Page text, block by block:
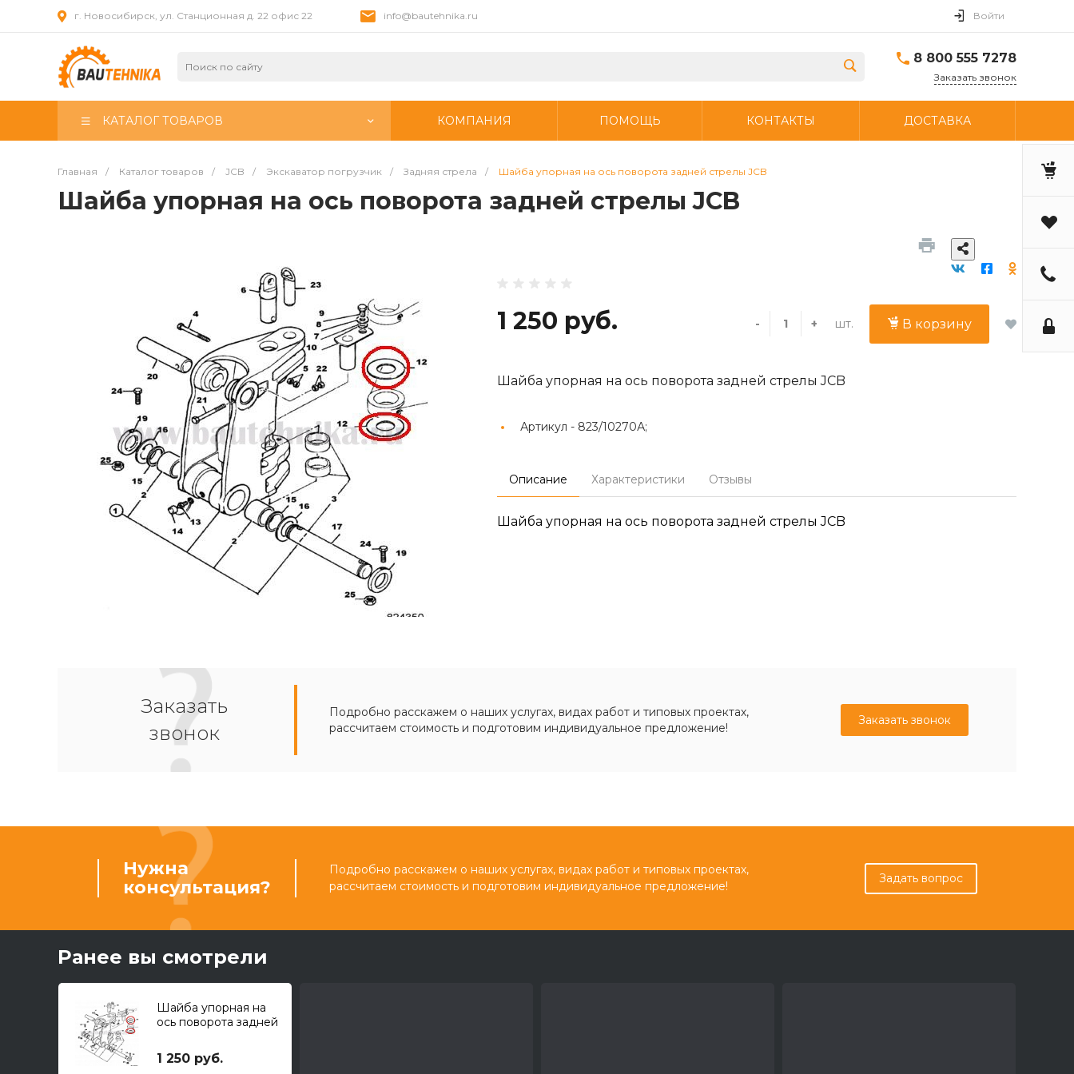
г. Новосибирск, ул. Станционная д. 22 офис 22 info@bautehnika.ru Войти
8 800 555 7278
Заказать звонок
КАТАЛОГ ТОВАРОВ КОМПАНИЯ ПОМОЩЬ КОНТАКТЫ ДОСТАВКА
Главная / Каталог товаров / JCB / Экскаватор погрузчик / Задняя стрела / Шайба упорная на ось поворота задней стрелы JCB
Шайба упорная на ось поворота задней стрелы JCB
1 250 руб. - + шт. В корзину
Шайба упорная на ось поворота задней стрелы JCB
Артикул - 823/10270А;
Описание Характеристики Отзывы
Шайба упорная на ось поворота задней стрелы JCB
Заказать
звонок
Подробно расскажем о наших услугах, видах работ и типовых проектах,
рассчитаем стоимость и подготовим индивидуальное предложение!
Заказать звонок
Нужна
консультация?
Подробно расскажем о наших услугах, видах работ и типовых проектах,
рассчитаем стоимость и подготовим индивидуальное предложение!
Задать вопрос
Ранее вы смотрели
Шайба упорная на
ось поворота задней
1 250 руб.